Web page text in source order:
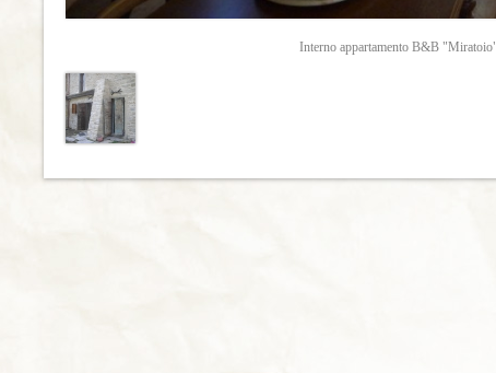
Interno appartamento B&B